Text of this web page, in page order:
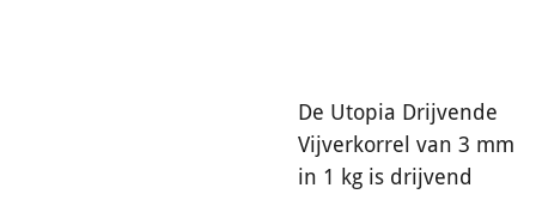
De Utopia Drijvende
Vijverkorrel van 3 mm
in 1 kg is drijvend